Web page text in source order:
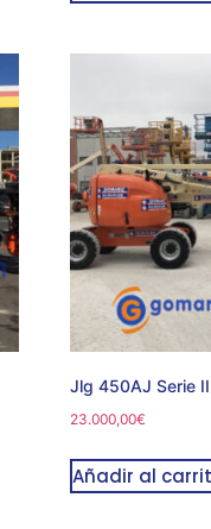
Jlg 450AJ Serie II
23.000,00€
Añadir al